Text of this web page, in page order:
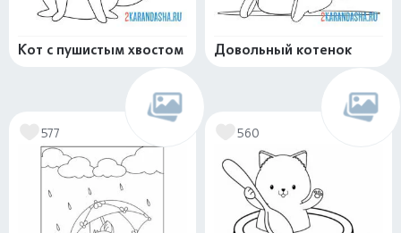
Кот с пушистым хвостом Довольный котенок
577 560